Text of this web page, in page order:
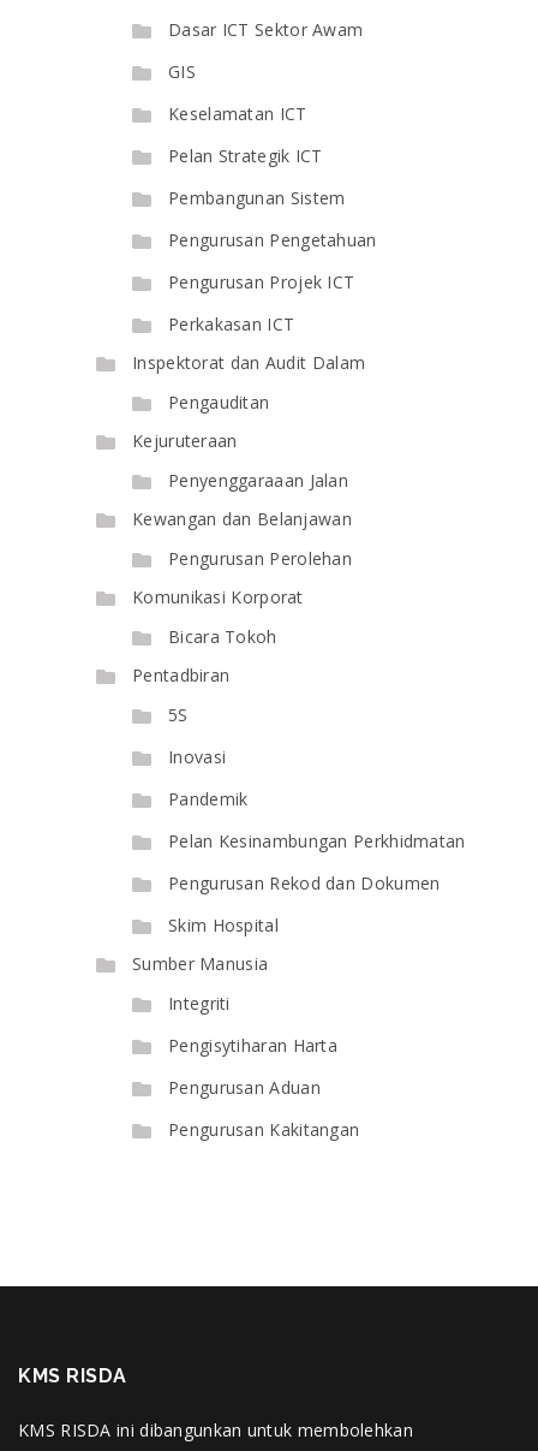
Dasar ICT Sektor Awam
GIS
Keselamatan ICT
Pelan Strategik ICT
Pembangunan Sistem
Pengurusan Pengetahuan
Pengurusan Projek ICT
Perkakasan ICT
Inspektorat dan Audit Dalam
Pengauditan
Kejuruteraan
Penyenggaraaan Jalan
Kewangan dan Belanjawan
Pengurusan Perolehan
Komunikasi Korporat
Bicara Tokoh
Pentadbiran
5S
Inovasi
Pandemik
Pelan Kesinambungan Perkhidmatan
Pengurusan Rekod dan Dokumen
Skim Hospital
Sumber Manusia
Integriti
Pengisytiharan Harta
Pengurusan Aduan
Pengurusan Kakitangan
KMS RISDA
KMS RISDA ini dibangunkan untuk membolehkan